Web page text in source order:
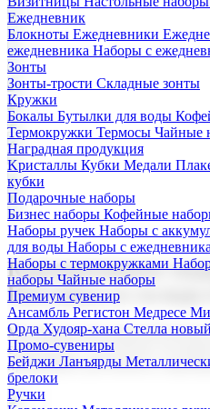
Ежедневник
Блокноты Ежедневники
ежедневника Наборы с
Зонты
Зонты-трости Складные зонты
Кружки
Бокалы Бутылки для воды
Термокружки Термосы Чайные
Наградная продукция
Kристаллы Кубки Медали
кубки
Подарочные наборы
Бизнес наборы Кофейные
Наборы ручек Наборы с
для воды Наборы с
Наборы с термокружками
наборы Чайные наборы
Премиум сувенир
Ансамбль Регистон Медресе
Орда Худояр-хана Стелла
Промо-сувениры
Бейджи Ланъярды
брелоки
Ручки
Корпоративные
Поставка со склада
Мы предлагаем широкий выбор
сувениров с логотипом. В
продукцию для бизнеса,